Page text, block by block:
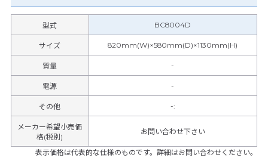
型式 BC8004D
サイズ 820mm(W)×580mm(D)×1130mm(H)
質量 -
電源 -
その他 -:
メーカー希望小売価
格(税別)
お問い合わせ下さい
表示価格は代表的な仕様のものです。詳細はお問い合わせください。